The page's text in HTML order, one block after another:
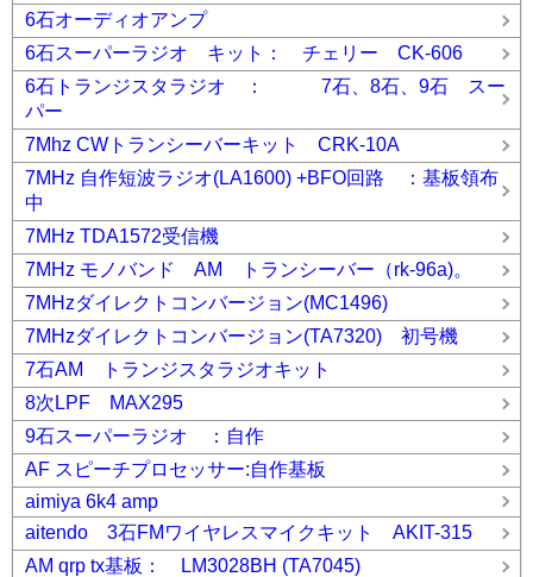
6石オーディオアンプ
6石スーパーラジオ キット： チェリー CK-606
6石トランジスタラジオ ： 7石、8石、9石 スー
パー
7Mhz CWトランシーバーキット CRK-10A
7MHz 自作短波ラジオ(LA1600) +BFO回路 ：基板領布
中
7MHz TDA1572受信機
7MHz モノバンド AM トランシーバー（rk-96a)。
7MHzダイレクトコンバージョン(MC1496)
7MHzダイレクトコンバージョン(TA7320) 初号機
7石AM トランジスタラジオキット
8次LPF MAX295
9石スーパーラジオ ：自作
AF スピーチプロセッサー:自作基板
aimiya 6k4 amp
aitendo 3石FMワイヤレスマイクキット AKIT-315
AM qrp tx基板： LM3028BH (TA7045)